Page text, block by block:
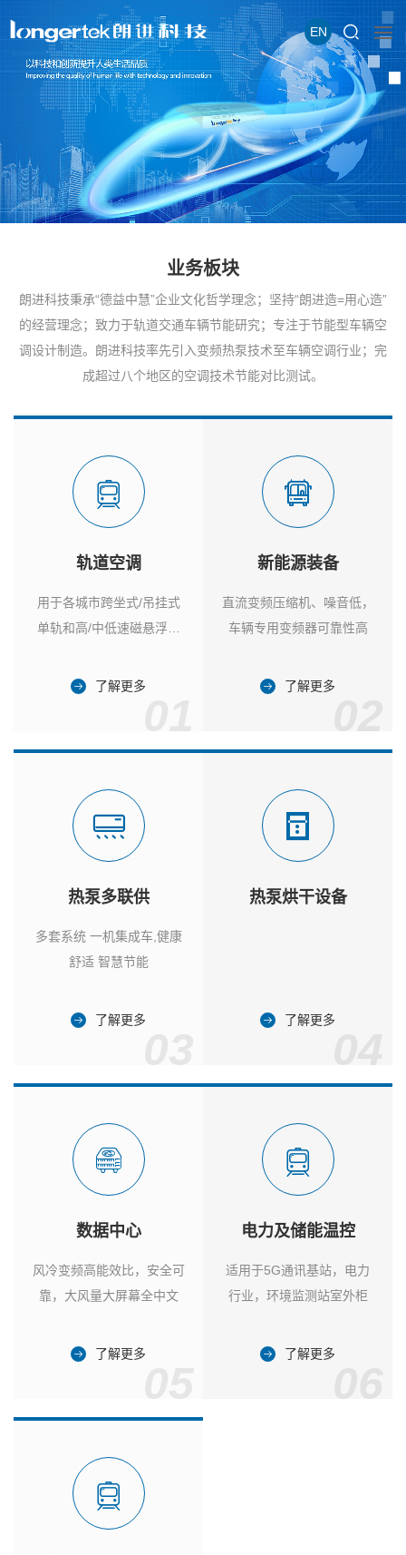
EN
业务板块
朗进科技秉承“德益中慧”企业文化哲学理念；坚持“朗进造=用心造”
的经营理念；致力于轨道交通车辆节能研究；专注于节能型车辆空
调设计制造。朗进科技率先引入变频热泵技术至车辆空调行业；完
成超过八个地区的空调技术节能对比测试。
轨道空调
用于各城市跨坐式/吊挂式
单轨和高/中低速磁悬浮列
了解更多
新能源装备
直流变频压缩机、噪音低，
车辆专用变频器可靠性高
了解更多
热泵多联供
多套系统 一机集成车,健康
舒适 智慧节能
了解更多
热泵烘干设备
了解更多
数据中心
风冷变频高能效比，安全可
靠，大风量大屏幕全中文
了解更多
电力及储能温控
适用于5G通讯基站，电力
行业，环境监测站室外柜
了解更多